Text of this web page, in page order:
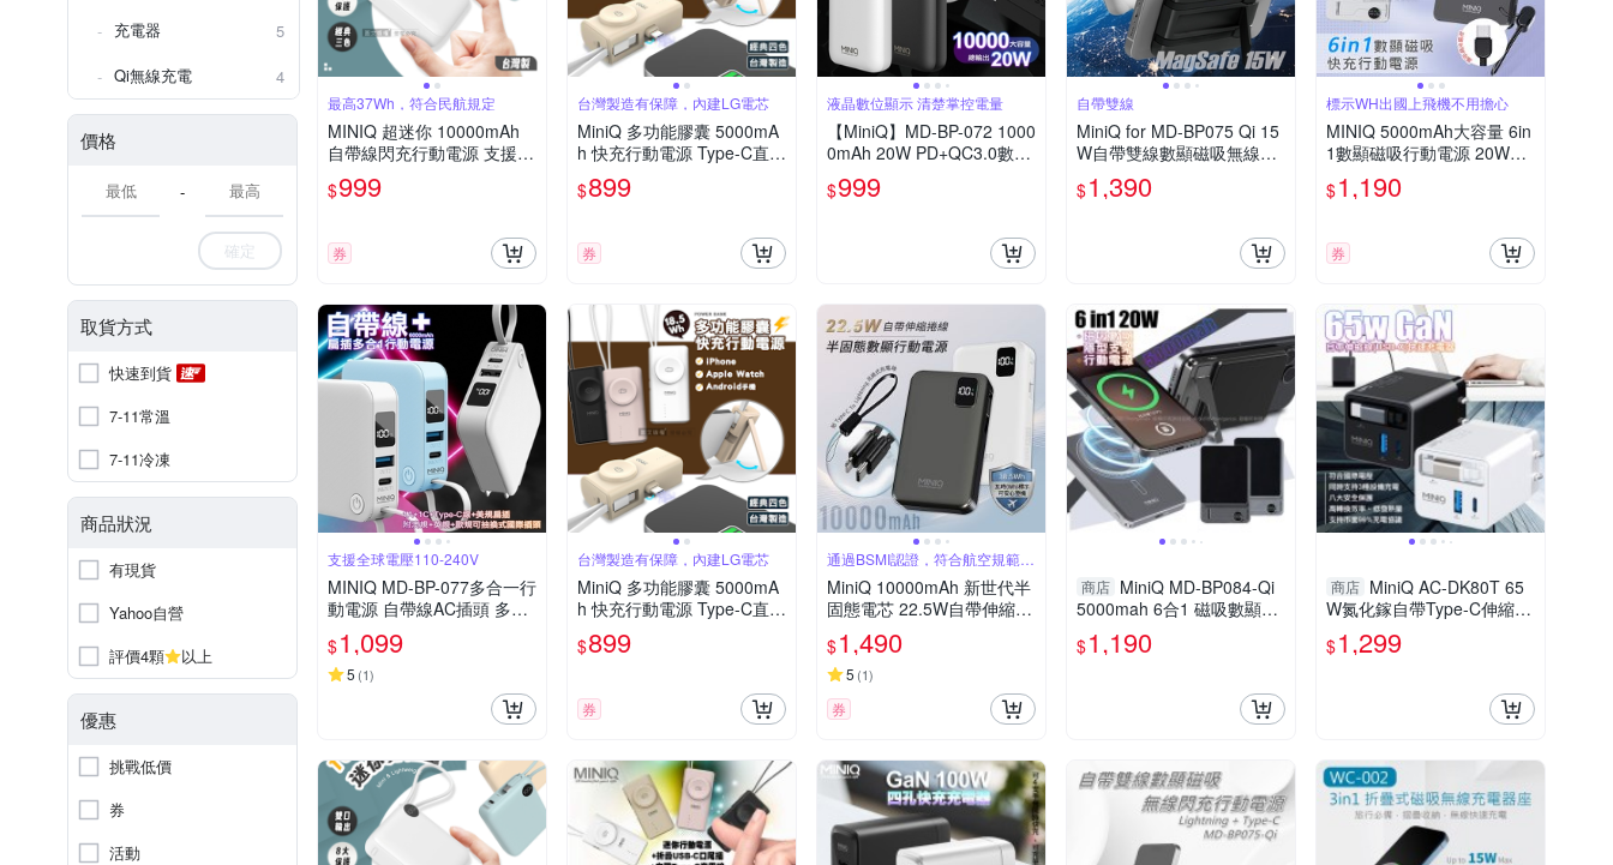
充電器
5
Qi無線充電
4
價格
-
確定
取貨方式
快速到貨
7-11常溫
7-11冷凍
商品狀況
有現貨
Yahoo自營
評價4顆
以上
優惠
挑戰低價
券
活動
最高37Wh，符合民航規定
MINIQ 超迷你 10000mAh
自帶線閃充行動電源 支援P
D/QC快充 數位顯示 台灣製
$999
券
台灣製造有保障，內建LG電芯
MiniQ 多功能膠囊 5000mA
h 快充行動電源 Type-C直插
+Type-C自帶線 蘋果/安卓/A
pple Watch
$899
券
液晶數位顯示 清楚掌控電量
【MiniQ】MD-BP-072 1000
0mAh 20W PD+QC3.0數顯
急速充電行動電源
$999
自帶雙線
MiniQ for MD-BP075 Qi 15
W自帶雙線數顯磁吸無線閃
充行動電源
$1,390
標示WH出國上飛機不用擔心
MINIQ 5000mAh大容量 6in
1數顯磁吸行動電源 20W快
充/隱型支架
$1,190
券
支援全球電壓110-240V
MINIQ MD-BP-077多合一行
動電源 自帶線AC插頭 多國
轉接頭 適用-附三款萬國插
頭
$1,099
5 (1)
台灣製造有保障，內建LG電芯
MiniQ 多功能膠囊 5000mA
h 快充行動電源 Type-C直插
+Lightning自帶線 蘋果/安
卓/Apple Watch
$899
券
通過BSMI認證，符合航空規範
WH標示
MiniQ 10000mAh 新世代半
固態電芯 22.5W自帶伸縮線
數顯行動電源 附吊繩式充電
線
$1,490
5 (1)
券
商店 MiniQ MD-BP084-Qi
5000mah 6合1 磁吸數顯隱
型支架20W快充行動電源
$1,190
商店 MiniQ AC-DK80T 65
W氮化鎵自帶Type-C伸縮線
快速充電器
$1,299